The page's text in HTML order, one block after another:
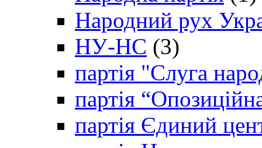
Народний рух
НУ-НС (3)
партія "Слуга
партія
партія Єдиний